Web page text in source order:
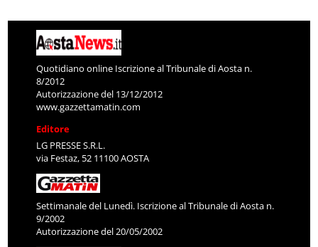
Quotidiano online Iscrizione al Tribunale di Aosta n.
8/2012
Autorizzazione del 13/12/2012
www.gazzettamatin.com
Editore
LG PRESSE S.R.L.
via Festaz, 52 11100 AOSTA
Settimanale del Lunedì. Iscrizione al Tribunale di Aosta n.
9/2002
Autorizzazione del 20/05/2002